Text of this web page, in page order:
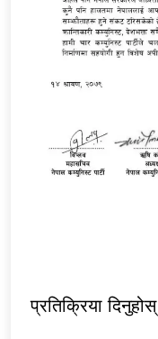
प्रतिक्रिया दिनुहोस्